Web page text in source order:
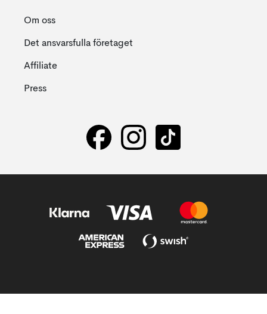
Om oss
Det ansvarsfulla företaget
Affiliate
Press